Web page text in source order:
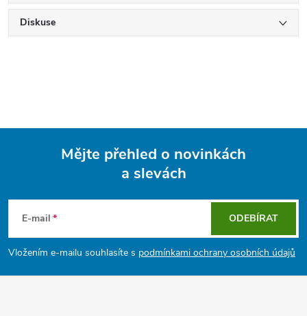
Diskuse
p
a
Mějte přehled o novinkách
a slevách
E-mail
Vložením e-mailu souhlasíte s podmínkami ochrany osobních údajů
ODEBÍRAT